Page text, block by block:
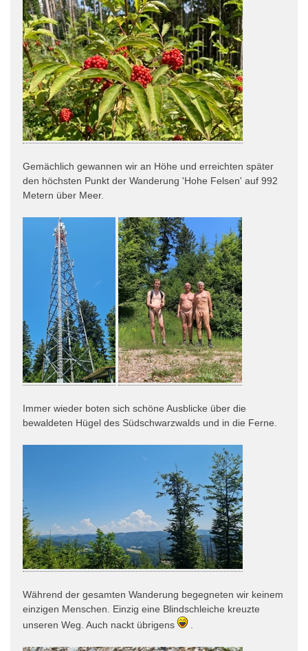
Gemächlich gewannen wir an Höhe und erreichten später
den höchsten Punkt der Wanderung 'Hohe Felsen' auf 992
Metern über Meer.
Immer wieder boten sich schöne Ausblicke über die
bewaldeten Hügel des Südschwarzwalds und in die Ferne.
Während der gesamten Wanderung begegneten wir keinem
einzigen Menschen. Einzig eine Blindschleiche kreuzte
unseren Weg. Auch nackt übrigens